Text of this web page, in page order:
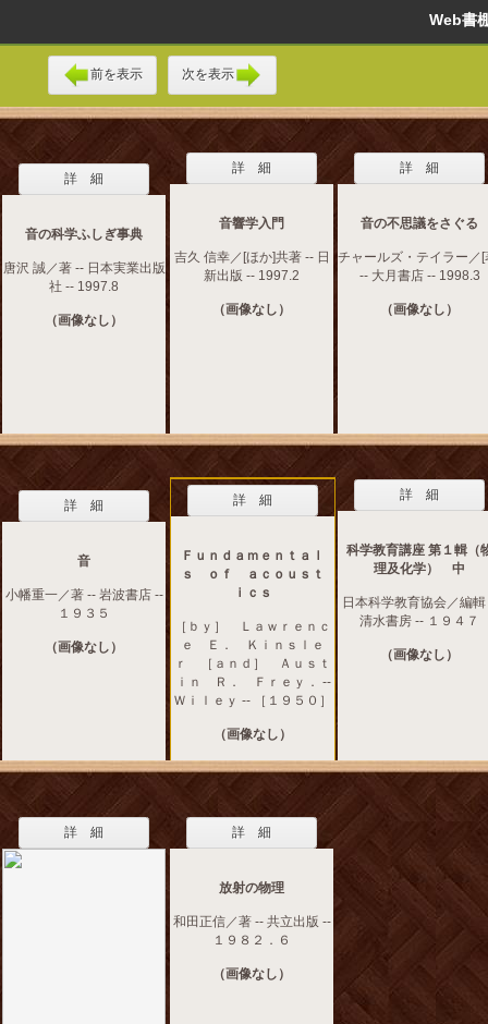
Web
前を表示 次を表示
詳 細
音の科学ふしぎ事典
唐沢 誠／著 -- 日本実業出版
社 -- 1997.8
（画像なし）
詳 細
音響学入門
吉久 信幸／[ほか]共著 -- 日
新出版 -- 1997.2
（画像なし）
詳 細
音の不思議をさぐる
チャールズ・テイラー／[
-- 大月書店 -- 1998.3
（画像なし）
詳 細
音
小幡重一／著 -- 岩波書店 --
１９３５
（画像なし）
詳 細
Ｆｕｎｄａｍｅｎｔａｌ
ｓ ｏｆ ａｃｏｕｓｔ
ｉｃｓ
［ｂｙ］ Ｌａｗｒｅｎｃ
ｅ Ｅ． Ｋｉｎｓｌｅ
ｒ ［ａｎｄ］ Ａｕｓｔ
ｉｎ Ｒ． Ｆｒｅｙ． --
Ｗｉｌｅｙ -- ［１９５０］
（画像なし）
詳 細
科学教育講座 第１輯（
理及化学） 中
日本科学教育協会／編輯
清水書房 -- １９４７
（画像なし）
詳 細 詳 細
放射の物理
和田正信／著 -- 共立出版 --
１９８２．６
（画像なし）